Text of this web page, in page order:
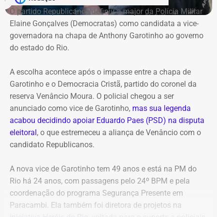
Na representação enviada ao Ministério Público Federal,
Alana Passos solicita a abertura de um procedimento
para apurar a autoria e a materialidade das condutas
atribuídas a André Janones. A vereadora também pede
crime, sejam adotadas as medidas legais cabíveis,
incluindo o eventual oferecimento de denúncia.
Para embasar o pedido, a parlamentar anexou capturas
de tela da publicação e os links das postagens
divulgadas por Janones nas redes sociais.
O partido Republicanos definiu a major da Polícia Militar
Elaine Gonçalves (Democratas) como candidata a vice-
governadora na chapa de Anthony Garotinho ao governo
do estado do Rio.
A escolha acontece após o impasse entre a chapa de
Garotinho e o Democracia Cristã, partido do coronel da
reserva Venâncio Moura. O policial chegou a ser
anunciado como vice de Garotinho, mas sua legenda
acabou decidindo apoiar Eduardo Paes (PSD) na disputa
eleitoral, o que estremeceu a aliança de Venâncio com o
candidato Republicanos.
A nova vice de Garotinho tem 49 anos e está na PM do
Rio há 24 anos, com passagens pelo 24º BPM e pela
coordenação do programa Segurança Presente em
Paracambi. Ela também foi diretora de projetos na